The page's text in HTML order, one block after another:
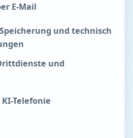
E-Mail
und technisch
und
Telefonie